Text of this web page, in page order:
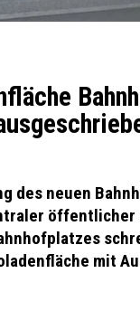
des neuen
öffentlicher
mit